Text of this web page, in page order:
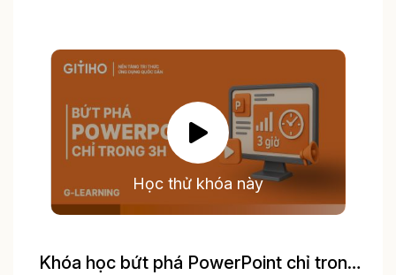
Học thử khóa này
Khóa học bứt phá PowerPoint chỉ trong